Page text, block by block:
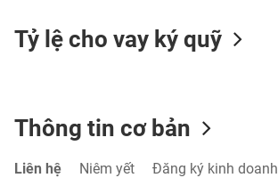
Tỷ lệ cho vay ký quỹ
Thông tin cơ bản
Liên hệ Niêm yết Đăng ký kinh doanh
KHÔNG
THIẾT